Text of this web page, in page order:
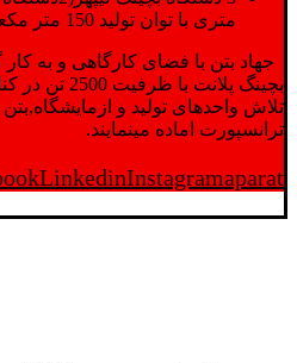
متری با توان تولید 150 متر مکعب در ساعت)
جهاد بتن با فضای کارگاهی و به
بچینگ پلانت
تلاش واحدهای تولید و
ترانسپورت اماده مینمایند.
LinkedinInstagramaparat